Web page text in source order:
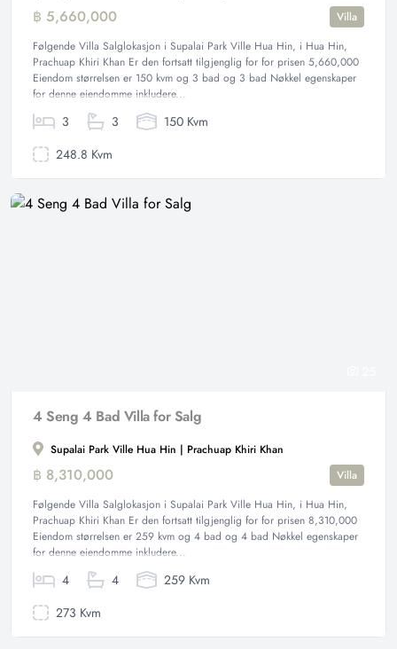
฿ 5,660,000
Villa
Følgende Villa Salglokasjon i Supalai Park Ville Hua Hin, i Hua Hin,
Prachuap Khiri Khan Er den fortsatt tilgjenglig for for prisen 5,660,000
Eiendom størrelsen er 150 kvm og 3 bad og 3 bad Nøkkel egenskaper
for denne eiendomme inkludere...
3 3
150 Kvm
248.8 Kvm
4 Seng 4 Bad Villa for Salg
Supalai Park Ville Hua Hin | Prachuap Khiri Khan
฿ 8,310,000
Villa
Følgende Villa Salglokasjon i Supalai Park Ville Hua Hin, i Hua Hin,
Prachuap Khiri Khan Er den fortsatt tilgjenglig for for prisen 8,310,000
Eiendom størrelsen er 259 kvm og 4 bad og 4 bad Nøkkel egenskaper
for denne eiendomme inkludere...
4 4
259 Kvm
273 Kvm